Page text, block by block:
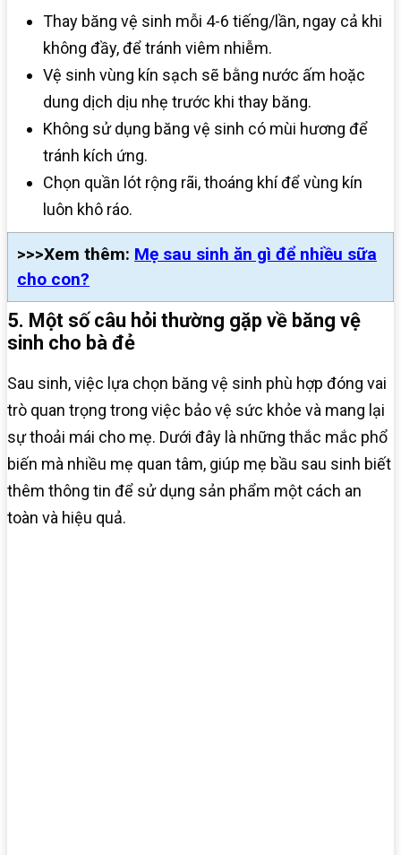
Thay băng vệ sinh mỗi 4-6 tiếng/lần, ngay cả khi
không đầy, để tránh viêm nhiễm.
Vệ sinh vùng kín sạch sẽ bằng nước ấm hoặc
dung dịch dịu nhẹ trước khi thay băng.
Không sử dụng băng vệ sinh có mùi hương để
tránh kích ứng.
Chọn quần lót rộng rãi, thoáng khí để vùng kín
luôn khô ráo.
>>>Xem thêm: Mẹ sau sinh ăn gì để nhiều sữa
cho con?
5. Một số câu hỏi thường gặp về băng vệ
sinh cho bà đẻ
Sau sinh, việc lựa chọn băng vệ sinh phù hợp đóng vai
trò quan trọng trong việc bảo vệ sức khỏe và mang lại
sự thoải mái cho mẹ. Dưới đây là những thắc mắc phổ
biến mà nhiều mẹ quan tâm, giúp mẹ bầu sau sinh biết
thêm thông tin để sử dụng sản phẩm một cách an
toàn và hiệu quả.